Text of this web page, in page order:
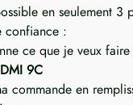
en seulement 3
confiance :
ce que je veux
9C
commande en